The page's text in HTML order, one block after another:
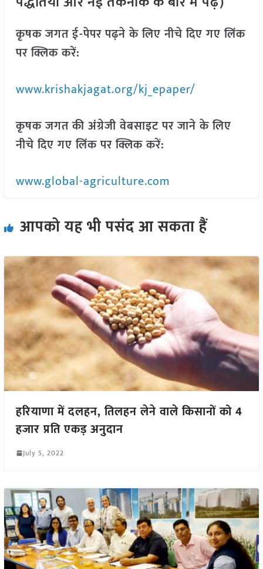
कृषक जगत ई-पेपर पढ़ने के लिए नीचे दिए गए लिंक
पर क्लिक करें:
www.krishakjagat.org/kj_epaper/
कृषक जगत की अंग्रेजी वेबसाइट पर जाने के लिए
नीचे दिए गए लिंक पर क्लिक करें:
www.global-agriculture.com
आपको यह भी पसंद आ सकता हैं
हरियाणा में दलहन, तिलहन लेने वाले किसानों को 4
हजार प्रति एकड़ अनुदान
July 5, 2022